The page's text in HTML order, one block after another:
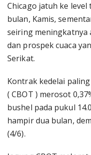
Chicago jatuh ke
bulan, Kamis,
seiring meningkatnya
dan prospek cuaca
Serikat.
Kontrak kedelai
( CBOT ) merosot
bushel pada pukul
hampir dua bulan,
(4/6).